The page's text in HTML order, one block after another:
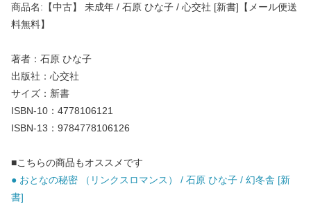
商品名:【中古】 未成年 / 石原 ひな子 / 心交社 [新書]【メール便送
料無料】
著者：石原 ひな子
出版社：心交社
サイズ：新書
ISBN-10：4778106121
ISBN-13：9784778106126
■こちらの商品もオススメです
● おとなの秘密 （リンクスロマンス） / 石原 ひな子 / 幻冬舎 [新
書]